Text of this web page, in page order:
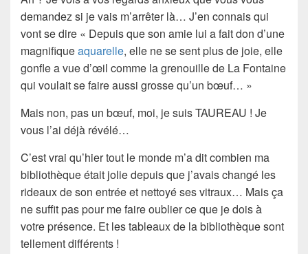
demandez si je vais m’arrêter là… J’en connais qui
vont se dire « Depuis que son amie lui a fait don d’une
magnifiqueaquarelle, elle ne se sent plus de joie, elle
gonfle a vue d’œil comme la grenouille de La Fontaine
qui voulait se faire aussi grosse qu’un bœuf… »
Mais non, pas un bœuf, moi, je suis TAUREAU ! Je
vous l’ai déjà révélé…
C’est vrai qu’hier tout le monde m’a dit combien ma
bibliothèque était jolie depuis que j’avais changé les
rideaux de son entrée et nettoyé ses vitraux… Mais ça
ne suffit pas pour me faire oublier ce que je dois à
votre présence. Et les tableaux de la bibliothèque sont
tellement différents !